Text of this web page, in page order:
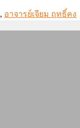
, อาจารย์เจียม ฤทธิ์คง